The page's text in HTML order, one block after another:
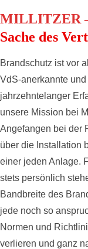
MILLITZER
Sache des
Brandschutz ist vor
VdS-anerkannte
jahrzehntelanger
unsere Mission bei
Angefangen bei der
über die Installation
einer jeden Anlage.
stets persönlich
Bandbreite des
jede noch so
Normen und
verlieren und ganz